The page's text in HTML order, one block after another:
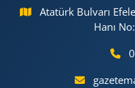
Atatürk Bulvarı
Hanı